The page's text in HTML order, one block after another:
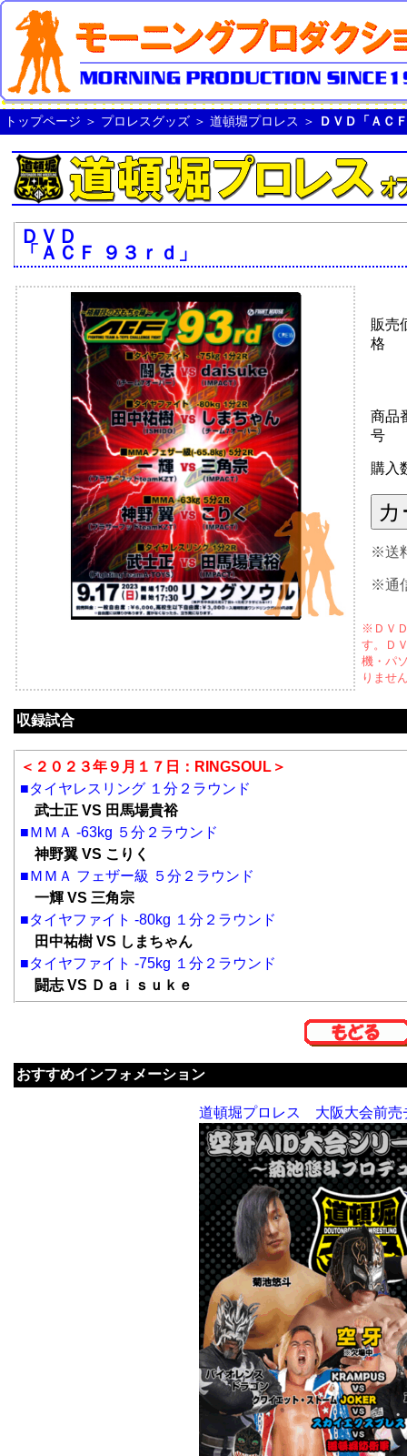
トップページ ＞ プロレスグッズ ＞ 道頓堀プロレス ＞ ＤＶＤ「ＡＣ
ＤＶＤ
「ＡＣＦ ９３ｒｄ」
販売
格
商品
号
購入
※送
※通
※ＤＶ
す。Ｄ
機・パ
りませ
収録試合
＜２０２３年９月１７日：RINGSOUL＞
■タイヤレスリング １分２ラウンド
武士正 VS 田馬場貴裕
■ＭＭＡ -63kg ５分２ラウンド
神野翼 VS こりく
■ＭＭＡ フェザー級 ５分２ラウンド
一輝 VS 三角宗
■タイヤファイト -80kg １分２ラウンド
田中祐樹 VS しまちゃん
■タイヤファイト -75kg １分２ラウンド
闘志 VS Ｄａｉｓｕｋｅ
おすすめインフォメーション
道頓堀プロレス 大阪大会前売